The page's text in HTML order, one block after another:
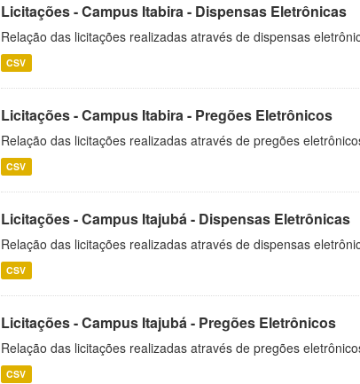
Licitações - Campus Itabira - Dispensas Eletrônicas
Relação das licitações realizadas através de dispensas
CSV
Licitações - Campus Itabira - Pregões Eletrônicos
Relação das licitações realizadas através de pregões
CSV
Licitações - Campus Itajubá - Dispensas Eletrônicas
Relação das licitações realizadas através de dispensas
CSV
Licitações - Campus Itajubá - Pregões Eletrônicos
Relação das licitações realizadas através de pregões
CSV